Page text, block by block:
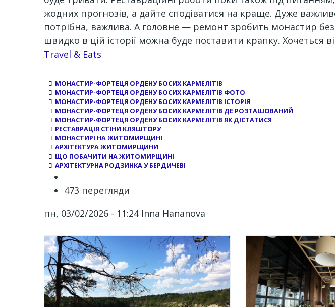
жодних прогнозів, а дайте сподіватися на краще. Дуже
потрібна, важлива. А головне — ремонт зробить монастир
швидко в цій історії можна буде поставити крапку.
Channel
Travel & Eats
МОНАСТИР-ФОРТЕЦЯ ОРДЕНУ БОСИХ КАРМЕЛІТІВ
МОНАСТИР-ФОРТЕЦЯ ОРДЕНУ БОСИХ КАРМЕЛІТІВ ФОТО
МОНАСТИР-ФОРТЕЦЯ ОРДЕНУ БОСИХ КАРМЕЛІТІВ ІСТОРІЯ
МОНАСТИР-ФОРТЕЦЯ ОРДЕНУ БОСИХ КАРМЕЛІТІВ ДЕ РОЗТАШОВАНИЙ
МОНАСТИР-ФОРТЕЦЯ ОРДЕНУ БОСИХ КАРМЕЛІТІВ ЯК ДІСТАТИСЯ
РЕСТАВРАЦІЯ СТІНИ КЛЯШТОРУ
МОНАСТИРІ НА ЖИТОМИРЩИНІ
АРХІТЕКТУРА ЖИТОМИРЩИНИ
ЩО ПОБАЧИТИ НА ЖИТОМИРЩИНІ
АРХІТЕКТУРНА РОДЗИНКА У БЕРДИЧЕВІ
473 перегляди
пн, 03/02/2026 - 11:24 Inna Hananova